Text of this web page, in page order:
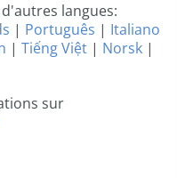
langues:
| Português | Italiano
| Tiếng Việt | Norsk |
sur